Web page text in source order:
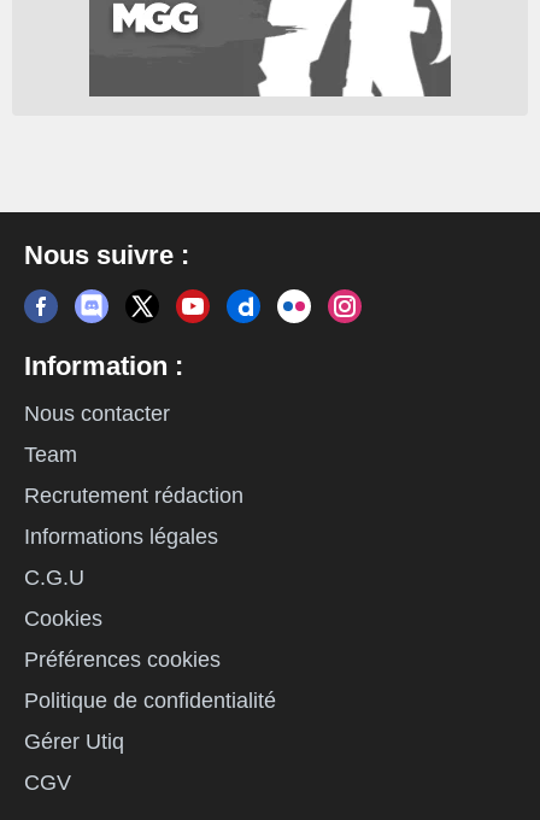
Nous suivre :
Information :
Nous contacter
Team
Recrutement rédaction
Informations légales
C.G.U
Cookies
Préférences cookies
Politique de confidentialité
Gérer Utiq
CGV